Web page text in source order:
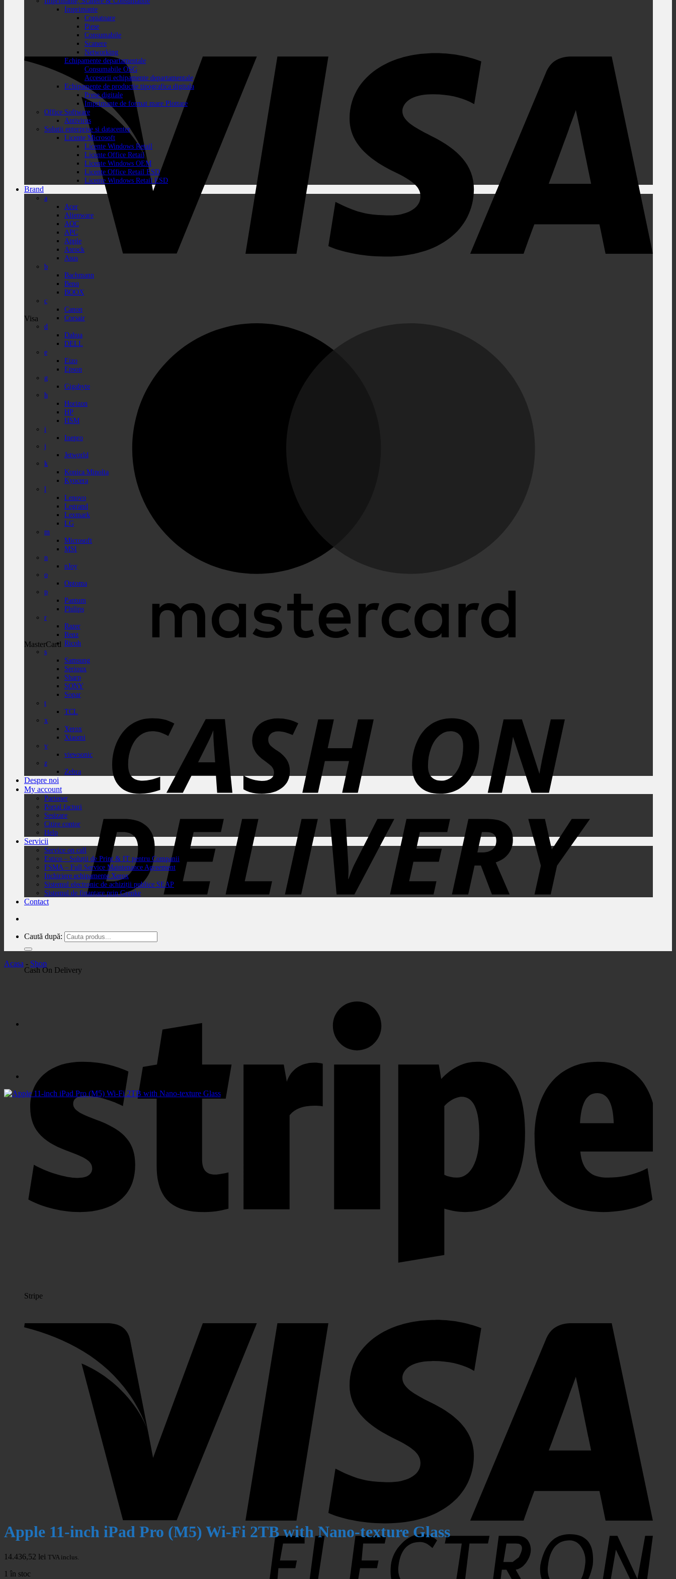
Visa
MasterCard
Cash On Delivery
Stripe
Imprimante
Copiatoare
Piese
Consumabile
Scanere
Networking
Echipamente departamentale
Consumabile OSG
Accesorii echipamente departamentale
Echipamente de productie tipografica digitala
Prese digitale
Imprimante de format mare Plottare
Office Software
Antivirus
Solutii enterprise si datacenter
Licente Microsoft
Licente Windows Retail
Licente Office Retail
Licente Windows OEM
Licente Office Retail ESD
Licente Windows Retail ESD
Brand
a
Acer
Alienware
AOC
APC
Apple
Asrock
Asus
b
Bachmann
Benq
BOOX
c
Canon
Corsair
d
Dahua
DELL
e
Eizo
Epson
g
Gigabyte
h
Horizon
HP
HSM
i
Inepro
j
Jetworld
k
Konica Minolta
Kyocera
l
Lenovo
Legrand
Lexmark
LG
m
Microsoft
MSI
n
nJoy
o
Optoma
p
Pantum
Philips
r
Razer
Renz
Ricoh
s
Samsung
Serioux
Sharp
SONY
Sopar
t
TCL
x
Xerox
Xiaomi
v
viewsonic
z
Zebra
Despre noi
My account
Partener
Portal facturi
Sesizare
Citire contor
Help
Servicii
Service on call
Estico – Soluții de Print & IT pentru Companii
FSMA – Full Service Maintenance Agreement
Inchiriere echipamente Xerox
Sistemul electronic de achiziții publice SEAP
Sistemul de finanțare prin Grenke
Contact
Caută după:
Acasa - Shop
Apple 11-inch iPad Pro (M5) Wi-Fi 2TB with Nano-texture Glass
14.436,52 lei TVA inclus.
1 în stoc